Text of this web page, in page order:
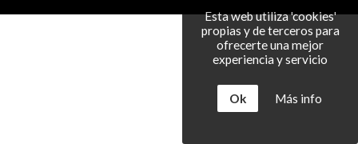
Esta web utiliza 'cookies'
propias y de terceros para
ofrecerte una mejor
experiencia y servicio
Ok Más info